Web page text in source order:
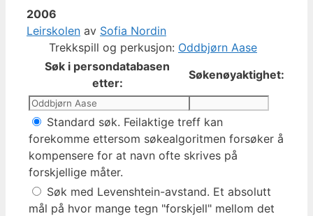
2006
Leirskolen av Sofia Nordin
Trekkspill og perkusjon: Oddbjørn Aase
Søk i persondatabasen
etter:
Søkenøyaktighet:
Standard søk. Feilaktige treff kan
forekomme ettersom søkealgoritmen forsøker å
kompensere for at navn ofte skrives på
forskjellige måter.
Søk med Levenshtein-avstand. Et absolutt
mål på hvor mange tegn "forskjell" mellom det